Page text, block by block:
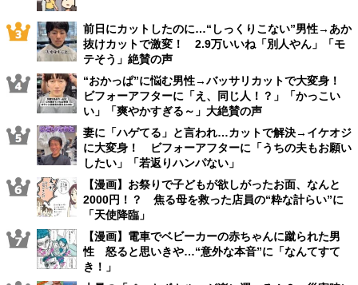
前日にカットしたのに…“しっくりこない”男性→あか
抜けカットで激変！ 2.9万いいね「別人やん」「モ
テそう」絶賛の声
“おかっぱ”に悩む男性→バッサリカットで大変身！
ビフォーアフターに「え、同じ人！？」「かっこい
い」「爽やかすぎる～」大絶賛の声
妻に「ハゲてる」と言われ…カットで解決→イケオジ
に大変身！ ビフォーアフターに「うちの夫もお願い
したい」「若返りハンパない」
【漫画】お祭りで子どもが欲しがったお面、なんと
2000円！？ 焦る母を救った店員の“粋な計らい”に
「天使降臨」
【漫画】電車でベビーカーの赤ちゃんに蹴られた男
性 怒ると思いきや…“意外な本音”に「なんてすて
き！」